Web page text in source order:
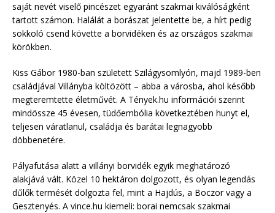
saját nevét viselő pincészet egyaránt szakmai kiválóságként
tartott számon. Halálát a borászat jelentette be, a hírt pedig
sokkoló csend követte a borvidéken és az országos szakmai
körökben.
Kiss Gábor 1980-ban született Szilágysomlyón, majd 1989-ben
családjával Villányba költözött – abba a városba, ahol később
megteremtette életművét. A Tények.hu információi szerint
mindössze 45 évesen, tüdőembólia következtében hunyt el,
teljesen váratlanul, családja és barátai legnagyobb
döbbenetére.
Pályafutása alatt a villányi borvidék egyik meghatározó
alakjává vált. Közel 10 hektáron dolgozott, és olyan legendás
dűlők termését dolgozta fel, mint a Hajdús, a Boczor vagy a
Gesztenyés. A vince.hu kiemeli: borai nemcsak szakmai